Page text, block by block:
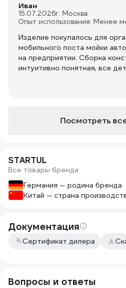
Иван
15.07.2026г. Москва
Опыт использования: Менее
Изделие покупалось для
мобильного поста мойки
на предприятии. Сборка
интуитивно понятная, все
вращается без перекосов и
Недостатком считаю
Рекомендую фиксировать
земле металлическими
разматываете шланг на
длину. Нормальный
органайзер для шлангов.
Посмотреть
STARTUL
Все товары бренда
Германия — родина бренда
Китай — страна
Документация
Сертификат дилера
Вопросы и ответы